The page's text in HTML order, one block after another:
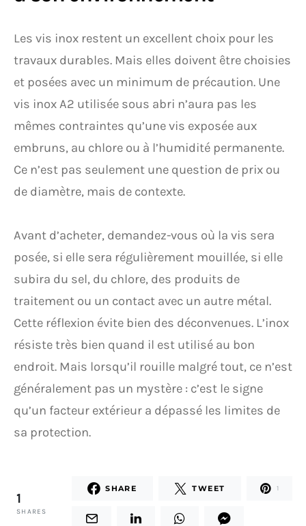
Les vis inox restent un excellent choix pour les
travaux durables. Mais elles doivent être choisies
et posées avec un minimum de précaution. Une
vis inox A2 utilisée sous abri n’aura pas les
mêmes contraintes qu’une vis exposée aux
embruns, au chlore ou à l’humidité permanente.
Ce n’est pas seulement une question de prix ou
de diamètre, mais de contexte.
Avant d’acheter, demandez-vous où la vis sera
posée, si elle sera régulièrement mouillée, si elle
subira du sel, du chlore, des produits de
traitement ou un contact avec un autre métal.
Cette réflexion évite bien des déconvenues. L’inox
résiste très bien quand il est utilisé au bon
endroit. Mais lorsqu’il rouille malgré tout, ce n’est
généralement pas un mystère : c’est le signe
qu’un facteur extérieur a dépassé les limites de
sa protection.
1
SHARES
SHARE TWEET 1